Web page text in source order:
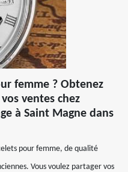
femme ? Obtenez
ventes chez
à Saint Magne dans
pour femme, de qualité
Vous voulez partager vos